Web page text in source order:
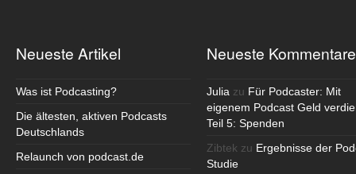
Neueste Artikel
Was ist Podcasting?
Die ältesten, aktiven Podcasts
Deutschlands
Relaunch von podcast.de
Neueste Kommentare
Julia zu Für Podcaster: Mit
eigenem Podcast Geld
Teil 5: Spenden
Zibtek zu Ergebnisse der
Studie